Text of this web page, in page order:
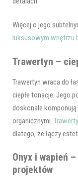
Więcej o jego
luksusowym wnętrzu
Trawertyn –
Trawertyn wraca do
ciepłe tonacje. Jego
doskonale komponują
organicznymi.
dlatego, że łączy
Onyx i wapień
projektów